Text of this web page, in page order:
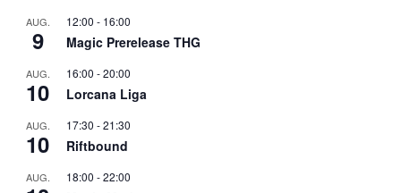
AUG.
9
12:00 - 16:00
Magic Prerelease THG
AUG.
10
16:00 -20:00
Lorcana Liga
AUG.
10
17:30 -21:30
Riftbound
AUG. 18:00 -22:00